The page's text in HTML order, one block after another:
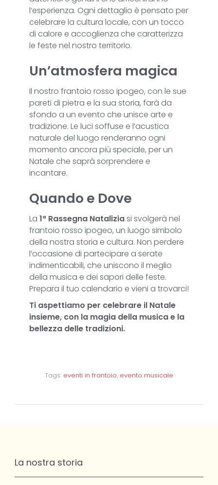
l’esperienza. Ogni dettaglio è pensato per
celebrare la cultura locale, con un tocco
di calore e accoglienza che caratterizza
le feste nel nostro territorio.
Un’atmosfera magica
Il nostro frantoio rosso ipogeo, con le sue
pareti di pietra e la sua storia, farà da
sfondo a un evento che unisce arte e
tradizione. Le luci soffuse e l’acustica
naturale del luogo renderanno ogni
momento ancora più speciale, per un
Natale che saprà sorprendere e
incantare.
Quando e Dove
La 1ª Rassegna Nataliziasi svolgerà nel
frantoio rosso ipogeo, un luogo simbolo
della nostra storia e cultura. Non perdere
l’occasione di partecipare a serate
indimenticabili, che uniscono il meglio
della musica e dei sapori delle feste.
Prepara il tuo calendario e vieni a trovarci!
Ti aspettiamo per celebrare il Natale
insieme, con la magia della musica e la
bellezza delle tradizioni.
Tags: eventi in frantoio, evento musicale
La nostra storia